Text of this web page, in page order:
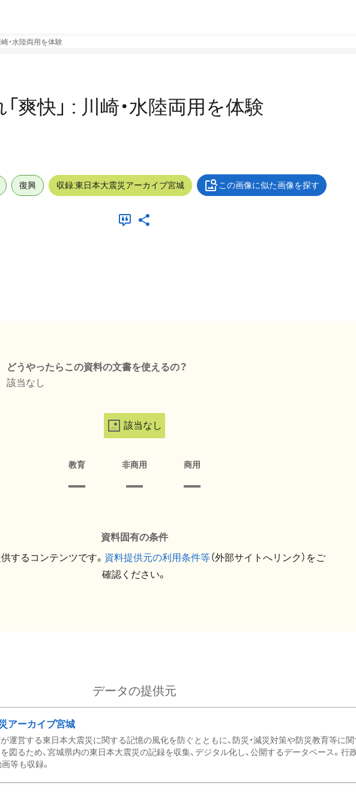
・水陸両用を体験
爽快」 : 川崎・水陸両用を体験
復興 収録:東日本大震災アーカイブ宮城 この画像に似た画像を探す
どうやったらこの資料の文書を使えるの？
該当なし
該当なし
教育 非商用 商用
資料固有の条件
するコンテンツです。 資料提供元の利用条件等（外部サイトへリンク）をご
確認ください。
データの提供元
アーカイブ宮城
運営する東日本大震災に関する記憶の風化を防ぐとともに、防災・減災対策や防災教育等に
図るため、宮城県内の東日本大震災の記録を収集、デジタル化し、公開するデータベース。行
等も収録。